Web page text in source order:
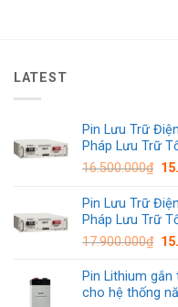
LATEST
Pin Lưu Trữ
Pháp Lưu Trữ
16.500.000₫
Pin Lưu Trữ
Pháp Lưu Trữ
17.900.000₫
Pin Lithium
cho hệ thống